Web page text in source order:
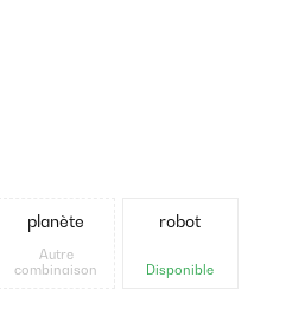
planète
Autre
combinaison
robot
Disponible